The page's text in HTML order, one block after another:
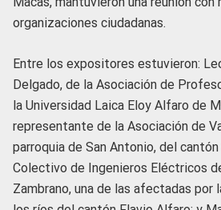
organizaciones ciudadanas.
Entre los expositores estuvieron:
Delgado, de la Asociación de
la Universidad Laica Eloy Alfaro de
representante de la Asociación de
parroquia de San Antonio, del cantón
Colectivo de Ingenieros Eléctricos
Zambrano, una de las afectadas por